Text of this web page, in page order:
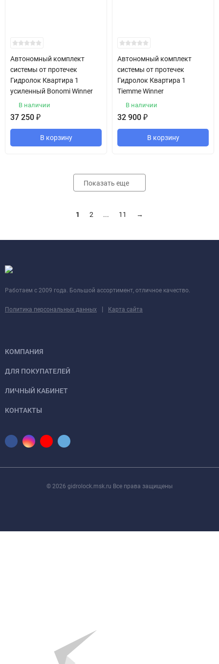
Автономный комплект
системы от протечек
Гидролок Квартира 1
усиленный Bonomi Winner
В наличии
37 250 ₽
В корзину
Автономный комплект
системы от протечек
Гидролок Квартира 1
Tiemme Winner
В наличии
32 900 ₽
В корзину
Показать еще
1 2 ... 11 →
Работаем с 2009 года. Большой ассортимент, отличное качество.
Политика персональных данных | Карта сайта
КОМПАНИЯ
ДЛЯ ПОКУПАТЕЛЕЙ
ЛИЧНЫЙ КАБИНЕТ
КОНТАКТЫ
© 2026 gidrolock.msk.ru Все права защищены